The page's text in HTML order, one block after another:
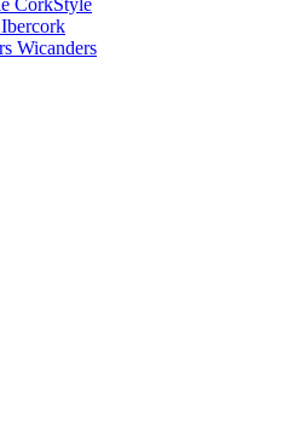
CorkStyle
Ibercork
Wicanders